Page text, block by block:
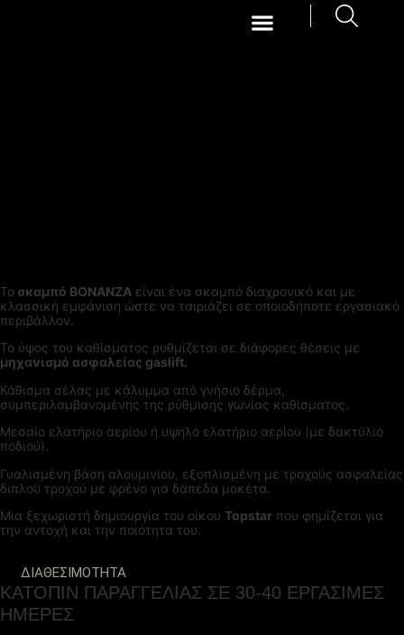
Το σκαμπό BONANZA είναι ένα σκαμπό διαχρονικό και με
κλασσική εμφάνιση ώστε να ταιριάζει σε οποιοδήποτε εργασιακό
περιβάλλον.
Το ύψος του καθίσματος ρυθμίζεται σε διάφορες θέσεις με
μηχανισμό ασφαλείας gaslift.
Κάθισμα σέλας με κάλυμμα από γνήσιο δέρμα,
συμπεριλαμβανομένης της ρύθμισης γωνίας καθίσματος.
Μεσαίο ελατήριο αερίου ή υψηλό ελατήριο αερίου (με δακτύλιο
ποδιού).
Γυαλισμένη βάση αλουμινίου, εξοπλισμένη με τροχούς ασφαλείας
διπλού τροχού με φρένο για δάπεδα μοκέτα.
Μια ξεχωριστή δημιουργία του οίκου Topstar που φημίζεται για
την αντοχή και την ποιότητα του.
ΔΙΑΘΕΣΙΜΟΤΗΤΑ
ΚΑΤΟΠΙΝ ΠΑΡΑΓΓΕΛΙΑΣ ΣΕ 30-40 ΕΡΓΑΣΙΜΕΣ
ΗΜΕΡΕΣ